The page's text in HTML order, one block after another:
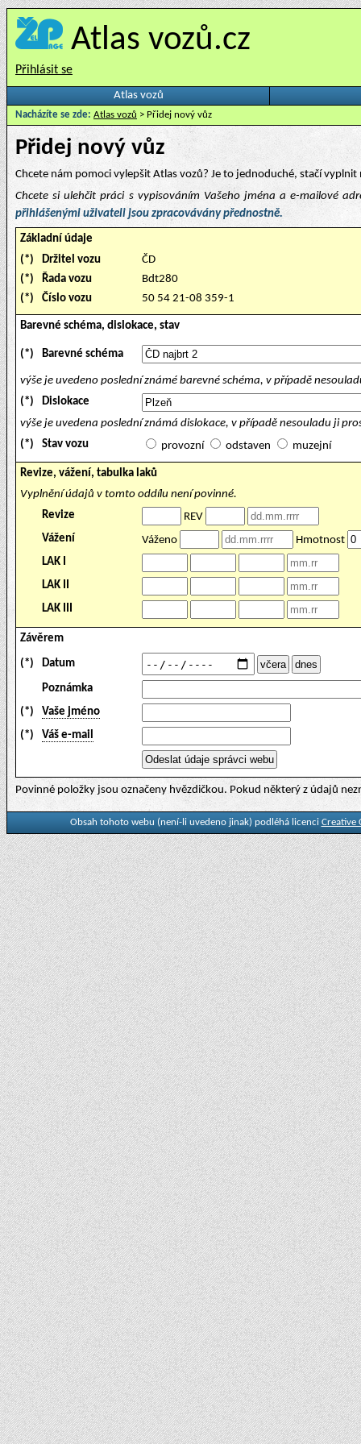
Atlas vozů.cz
Přihlásit se
Atlas vozů
Nacházíte se zde: Atlas vozů > Přidej nový vůz
Přidej nový vůz
Chcete nám pomoci vylepšit Atlas vozů? Je to jednoduché, stačí
Chcete si ulehčit práci s vypisováním Vašeho jména a e-mailové
přihlášenými uživateli jsou zpracovávány přednostně.
Základní údaje
(*)
Držitel vozu
ČD
(*)
Řada vozu
Bdt280
(*)
Číslo vozu 50 54 21-08 359-1
Barevné schéma, dislokace, stav
(*) Barevné schéma
výše je uvedeno poslední známé barevné schéma, v případě
(*)
Dislokace
výše je uvedena poslední známá dislokace, v případě nesouladu ji
(*)
Stav vozu provozní odstaven muzejní
Revize, vážení, tabulka laků
Vyplnění údajů v tomto oddílu není povinné.
Revize
REV
Vážení
Váženo
Hmotnost
LAK I
LAK II
LAK III
Závěrem
(*) Datum
Poznámka
(*)
Vaše jméno
(*)
Váš e-mail
Povinné položky jsou označeny hvězdičkou. Pokud některý z údajů
Obsah tohoto webu (není-li uvedeno jinak) podléhá licenci Creative